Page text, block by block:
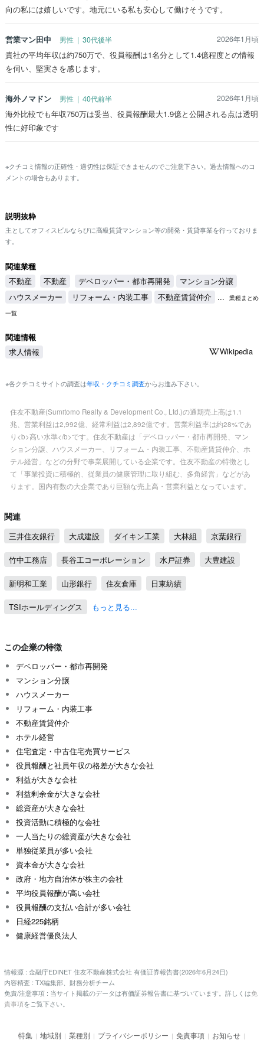
向の私には嬉しいです。地元にいる私も安心して働けそうです。
営業マン田中 男性 | 30代後半 2026年1月頃
貴社の平均年収は約750万で、役員報酬は1名分として1.4億程度との情報
を伺い、堅実さを感じます。
海外ノマドン 男性 | 40代前半 2026年1月頃
海外比較でも年収750万は妥当、役員報酬最大1.9億と公開される点は透明
性に好印象です
※クチコミ情報の正確性・適切性は保証できませんのでご注意下さい。過去情報へのコ
メントの場合もあります。
説明抜粋
主としてオフィスビルならびに高級賃貸マンション等の開発・賃貸事業を行っておりま
す。
関連業種
不動産
不動産 デベロッパー・都市再開発
マンション分譲
ハウスメーカー
リフォーム・内装工事 不動産賃貸仲介 ... 業種まとめ
一覧
関連情報
求人情報
Wikipedia
※各クチコミサイトの調査は年収・クチコミ調査からお進み下さい。
住友不動産(Sumitomo Realty & Development Co., Ltd.)の通期売上高は1.1
兆、営業利益は2,992億、経常利益は2,892億です。営業利益率は約28%であ
り<b>高い水準</b>です。住友不動産は「デベロッパー・都市再開発、マン
ション分譲、ハウスメーカー、リフォーム・内装工事、不動産賃貸仲介、ホ
テル経営」などの分野で事業展開している企業です。住友不動産の特徴とし
て「事業投資に積極的、従業員の健康管理に取り組む、多角経営」などがあ
ります。国内有数の大企業であり巨額な売上高・営業利益となっています。
関連
三井住友銀行 大成建設 ダイキン工業 大林組 京葉銀行
竹中工務店 長谷工コーポレーション 水戸証券 大豊建設
新明和工業 山形銀行 住友倉庫 日東紡績
TSIホールディングス もっと見る...
この企業の特徴
デベロッパー・都市再開発
マンション分譲
ハウスメーカー
リフォーム・内装工事
不動産賃貸仲介
ホテル経営
住宅査定・中古住宅売買サービス
役員報酬と社員年収の格差が大きな会社
利益が大きな会社
利益剰余金が大きな会社
総資産が大きな会社
投資活動に積極的な会社
一人当たりの総資産が大きな会社
単独従業員が多い会社
資本金が大きな会社
政府・地方自治体が株主の会社
平均役員報酬が高い会社
役員報酬の支払い合計が多い会社
日経225銘柄
健康経営優良法人
情報源 : 金融庁EDINET 住友不動産株式会社 有価証券報告書(2026年6月24日)
内容精査 : TX編集部、財務分析チーム
免責/注意事項 : 当サイト掲載のデータは有価証券報告書に基づいています。詳しくは免
責事項をご覧下さい。
特集 | 地域別 | 業種別 | プライバシーポリシー | 免責事項 | お知らせ |